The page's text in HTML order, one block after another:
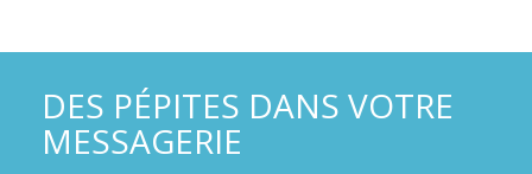
DES PÉPITES DANS VOTRE
MESSAGERIE